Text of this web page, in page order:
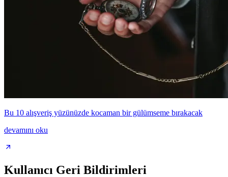
Bu 10 alışveriş yüzünüzde kocaman bir gülümseme bırakacak
devamını oku
Kullanıcı Geri Bildirimleri